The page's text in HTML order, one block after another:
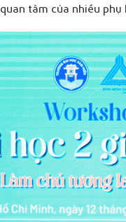
tâm của nhiều